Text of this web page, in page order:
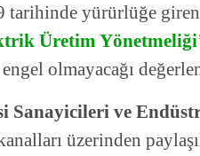
tarihinde yürürlüğe
Üretim Yönetmeliği
olmayacağı
Sanayicileri ve
üzerinden